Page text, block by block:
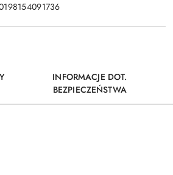
INFORMACJE DOT.
BEZPIECZEŃSTWA